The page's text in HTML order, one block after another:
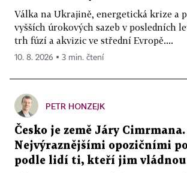
Válka na Ukrajině, energetická krize a
vyšších úrokových sazeb v posledních
trh fúzí a akvizic ve střední Evropě....
10. 8. 2026 ▪ 3 min. čtení
PETR HONZEJK
Česko je země Járy Cimrmana.
Nejvýraznějšími opozičními
podle lidí ti, kteří jim vládnou